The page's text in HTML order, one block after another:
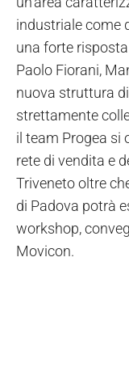
industriale come
una forte
Paolo Fiorani,
nuova struttura
strettamente
il team Progea si
rete di vendita e
Triveneto oltre
di Padova potrà
workshop,
Movicon.